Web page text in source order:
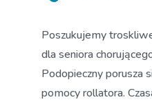
Poszukujemy
dla seniora
Podopieczny porusza
pomocy rollatora.